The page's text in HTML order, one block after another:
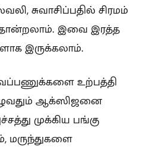
சுவாசிப்பதில் சிரமம்
இவை இரத்த
இருக்கலாம்.
உற்பத்தி
ஆக்ஸிஜனை
முக்கிய பங்கு
மருந்துகளை